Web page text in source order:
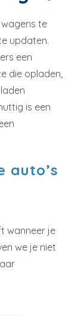
te
updaten.
een
die opladen,
is een
auto’s
wanneer je
we je niet